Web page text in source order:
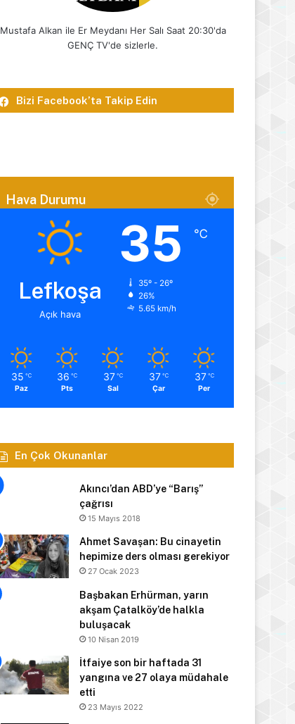
Mustafa Alkan ile Er Meydanı Her Salı Saat 20:30'da
GENÇ TV'de sizlerle.
Bizi Facebook’ta Takip Edin
Hava Durumu
Lefkoşa
Açık hava
35 ℃
35º - 26º
26%
5.65 km/h
35 ℃
Paz
36 ℃
Pts
37 ℃
Sal
37 ℃
Çar
37 ℃
Per
En Çok Okunanlar
Akıncı’dan ABD’ye “Barış”
çağrısı
15 Mayıs 2018
Ahmet Savaşan: Bu cinayetin
hepimize ders olması gerekiyor
27 Ocak 2023
Başbakan Erhürman, yarın
akşam Çatalköy’de halkla
buluşacak
10 Nisan 2019
İtfaiye son bir haftada 31
yangına ve 27 olaya müdahale
etti
23 Mayıs 2022